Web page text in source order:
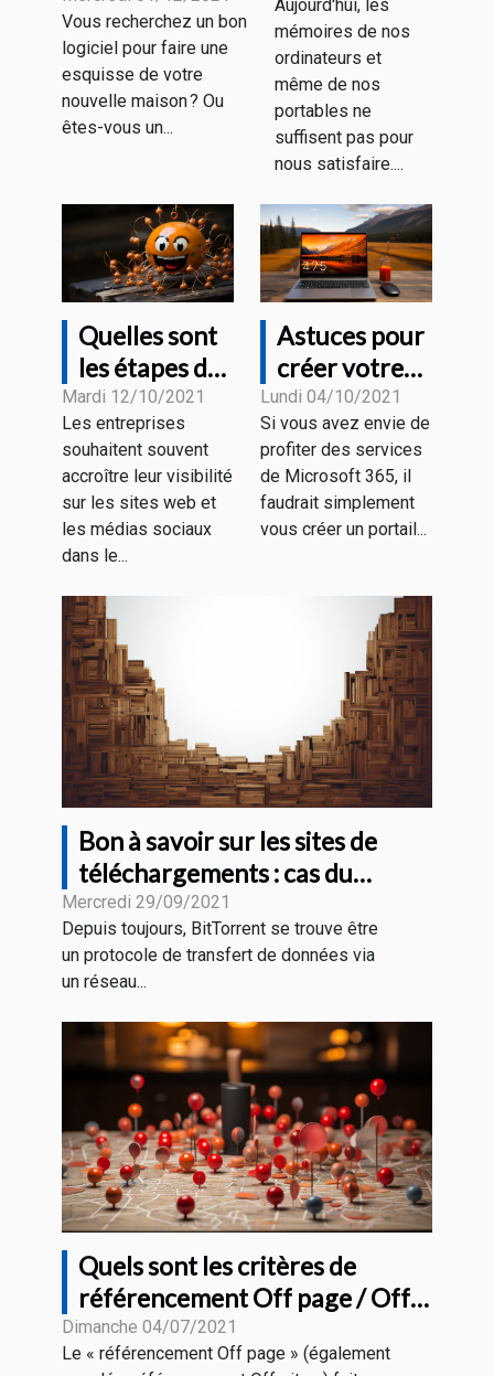
d’architectures
Vous recherchez un bon
logiciel pour faire une
esquisse de votre
nouvelle maison ? Ou
êtes-vous un...
pour choisir
un disque
dur
Aujourd'hui, les
mémoires de nos
ordinateurs et
même de nos
portables ne
suffisent pas pour
nous satisfaire....
Quelles sont
les étapes de
la création
d'un chatbot
?
Mardi 12/10/2021
Les entreprises
souhaitent souvent
accroître leur visibilité
sur les sites web et
les médias sociaux
dans le...
Astuces pour
créer votre
compte office
Microsoft
365
gratuitement
Lundi 04/10/2021
Si vous avez envie de
profiter des services
de Microsoft 365, il
faudrait simplement
vous créer un portail...
Bon à savoir sur les sites de
téléchargements : cas du
BitTorrent
Mercredi 29/09/2021
Depuis toujours, BitTorrent se trouve être
un protocole de transfert de données via
un réseau...
Quels sont les critères de
référencement Off page / Off
site pour le SEO
Dimanche 04/07/2021
Le « référencement Off page » (également